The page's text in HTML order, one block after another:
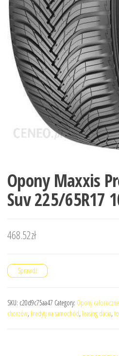
Opony Maxxis
Suv 225/65R17
468.52zł
Sprawdź
SKU: c20d9c75aa47 Category: Opony całoroczne
chorzów, kredyty na samochód, leasing dacia,